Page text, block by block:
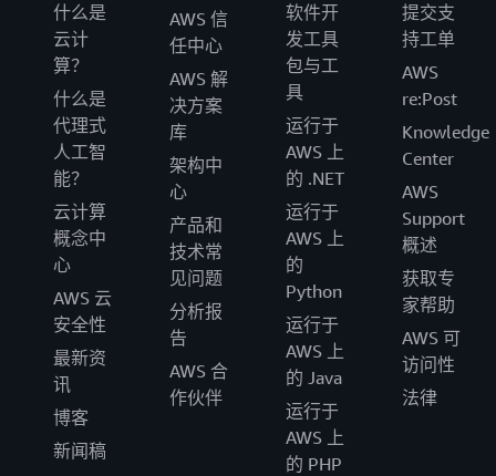
什么是
云计
算？
什么是
代理式
人工智
能？
云计算
概念中
心
AWS 云
安全性
最新资
讯
博客
新闻稿
AWS 信
任中心
AWS 解
决方案
库
架构中
心
产品和
技术常
见问题
分析报
告
AWS 合
作伙伴
软件开
发工具
包与工
具
运行于
AWS 上
的 .NET
运行于
AWS 上
的
Python
运行于
AWS 上
的 Java
运行于
AWS 上
的 PHP
提交支
持工单
AWS
re:Post
Knowledge
Center
AWS
Support
概述
获取专
家帮助
AWS 可
访问性
法律